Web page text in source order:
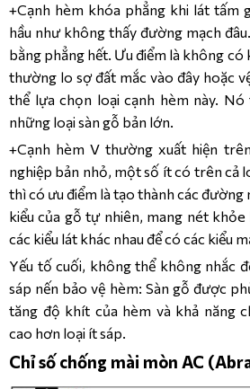
+Cạnh hèm khóa phẳng khi lát tấm
hầu như không thấy đường mạch
bằng phẳng hết. Ưu điểm là không
thường lo sợ đất mắc vào đây hoặc
thể lựa chọn loại cạnh hèm này.
những loại sàn gỗ bản lớn.
+Cạnh hèm V thường xuất hiện
nghiệp bản nhỏ, một số ít có trên cả
thì có ưu điểm là tạo thành các
kiểu của gỗ tự nhiên, mang nét
các kiểu lát khác nhau để có các kiểu
Yếu tố cuối, không thể không nhắc
sáp nến bảo vệ hèm: Sàn gỗ được
tăng độ khít của hèm và khả năng
cao hơn loại ít sáp.
Chỉ số chống mài mòn AC